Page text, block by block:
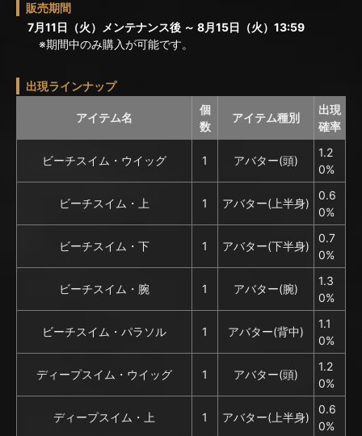
販売期間
7月11日（火）メンテナンス後 ～ 8月15日（火）13:59
※期間中のみ購入が可能です。
出現ラインナップ
アイテム名
個
数
アイテム種別
出現
確率
ビーチスイム・ウイッグ 1 アバター(頭)
1.2
0%
ビーチスイム・上 1 アバター(上半身)
0.6
0%
ビーチスイム・下 1 アバター(下半身)
0.7
0%
ビーチスイム・腕 1 アバター(腕)
1.3
0%
ビーチスイム・パラソル 1 アバター(背中)
1.1
0%
ディープスイム・ウイッグ 1 アバター(頭)
1.2
0%
ディープスイム・上 1 アバター(上半身)
0.6
0%